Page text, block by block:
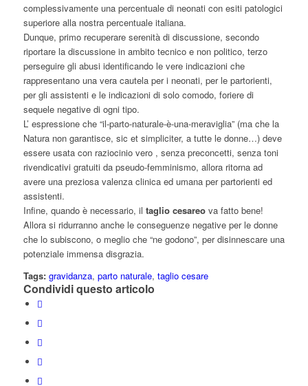
complessivamente una percentuale di neonati con esiti patologici
superiore alla nostra percentuale italiana.
Dunque, primo recuperare serenità di discussione, secondo
riportare la discussione in ambito tecnico e non politico, terzo
perseguire gli abusi identificando le vere indicazioni che
rappresentano una vera cautela per i neonati, per le partorienti,
per gli assistenti e le indicazioni di solo comodo, foriere di
sequele negative di ogni tipo.
L’ espressione che “il-parto-naturale-è-una-meraviglia” (ma che la
Natura non garantisce, sic et simpliciter, a tutte le donne…) deve
essere usata con raziocinio vero , senza preconcetti, senza toni
rivendicativi gratuiti da pseudo-femminismo, allora ritorna ad
avere una preziosa valenza clinica ed umana per partorienti ed
assistenti.
Infine, quando è necessario, il taglio cesareova fatto bene!
Allora si ridurranno anche le conseguenze negative per le donne
che lo subiscono, o meglio che “ne godono”, per disinnescare una
potenziale immensa disgrazia.
Tags: gravidanza, parto naturale, taglio cesare
Condividi questo articolo